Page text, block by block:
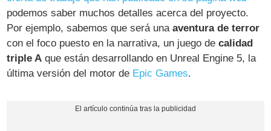
podemos saber muchos detalles acerca del proyecto.
Por ejemplo, sabemos que será unaaventura de terror
con el foco puesto en la narrativa, un juego decalidad
triple A que están desarrollando en Unreal Engine 5, la
última versión del motor de Epic Games.